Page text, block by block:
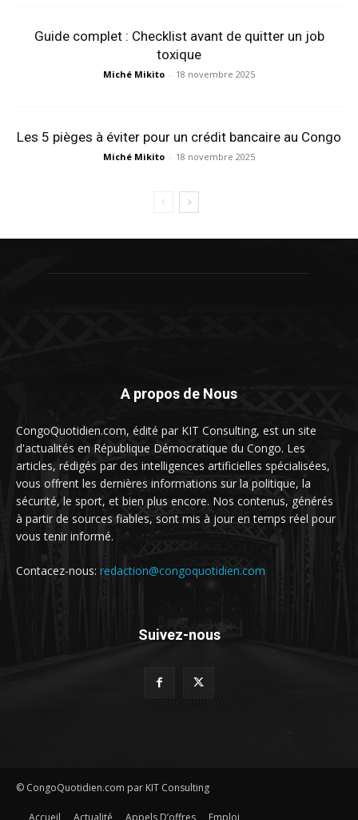
Guide complet : Checklist avant de quitter un job
toxique
Miché Mikito - 18 novembre 2025
Les 5 pièges à éviter pour un crédit bancaire au Congo
Miché Mikito - 18 novembre 2025
A propos de Nous
CongoQuotidien.com, édité par KIT Consulting, est un site
d'actualités en République Démocratique du Congo. Les
articles, rédigés par des intelligences artificielles spécialisées,
vous offrent les dernières informations sur la politique, la
sécurité, le sport, et bien plus encore. Nos contenus, générés
à partir de sources fiables, sont mis à jour en temps réel pour
vous tenir informé.
Contacez-nous: redaction@congoquotidien.com
Suivez-nous
© CongoQuotidien.com par KIT Consulting
Accueil Actualité Appels D’offres Emploi